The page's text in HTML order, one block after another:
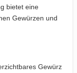
bietet eine
Gewürzen und
Gewürz